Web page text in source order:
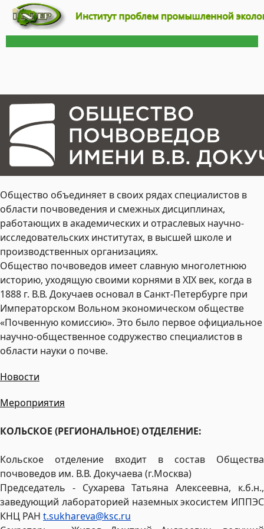
Общество объединяет в своих рядах специалистов в
области почвоведения и смежных дисциплинах,
работающих в академических и отраслевых научно-
исследовательских институтах, в высшей школе и
производственных организациях.
Общество почвоведов имеет славную многолетнюю
историю, уходящую своими корнями в ХIХ век, когда в
1888 г. В.В. Докучаев основал в Санкт-Петербурге при
Императорском Вольном экономическом обществе
«Почвенную комиссию». Это было первое официальное
научно-общественное содружество специалистов в
области науки о почве.
Новости
Мероприятия
КОЛЬСКОЕ (РЕГИОНАЛЬНОЕ) ОТДЕЛЕНИЕ:
Кольское отделение входит в состав Общества
почвоведов им. В.В. Докучаева (г.Москва)
Председатель - Сухарева Татьяна Алексеевна, к.б.н.,
заведующий лабораторией наземных экосистем ИППЭС
КНЦ РАН t.sukhareva@ksc.ru